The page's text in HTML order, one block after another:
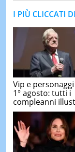
I PIÙ CLICCATI
Vip e
1° agosto: tutti i
compleanni